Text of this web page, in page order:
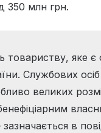
350 млн грн.
товариству, яке
Службових осіб
великих
в